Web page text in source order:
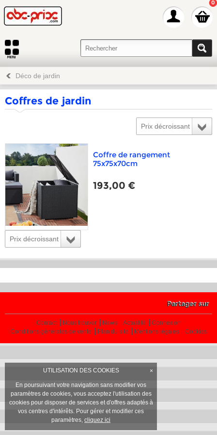
0
UTILISATION DES COOKIES ×
En poursuivant votre navigation sans modifier vos
paramètres de cookies, vous acceptez l'utilisation des
cookies pour disposer de services et d'offres adaptés à
vos centres d'intérêts. Pour gérer et modifier ces
paramètres, cliquez ici
Déco de jardin
Coffres de jardin
Prix décroissant
Coffre de rangement
75x75x70cm
193,00 €
Prix décroissant
Partager sur
Contact Nous trouver News Actualité
Connexion
Conditions générales de vente
Plan du site Mentions légales Cookies